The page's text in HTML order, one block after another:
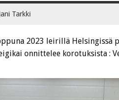
Tarkki
2023 leirillä
onnittelee korotuksista :